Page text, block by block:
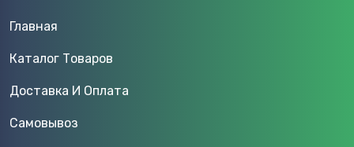
Главная
Каталог Товаров
Доставка И Оплата
Самовывоз